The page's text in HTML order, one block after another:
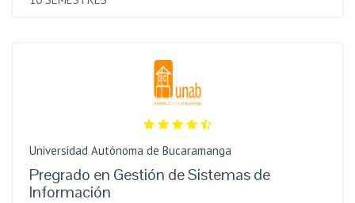
Universidad Autónoma de Bucaramanga
Pregrado en Gestión de Sistemas de
Información